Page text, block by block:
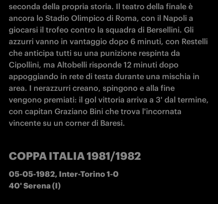
seconda della propria storia. Il teatro della finale è
ancora lo Stadio Olimpico di Roma, con il Napoli a
giocarsi il trofeo contro la squadra di Bersellini. Gli
azzurri vanno in vantaggio dopo 6 minuti, con Restelli
che anticipa tutti su una punizione respinta da
Cipollini, ma Altobelli risponde 12 minuti dopo
appoggiando in rete di testa durante una mischia in
area. I nerazzurri creano, spingono e alla fine
vengono premiati: il gol vittoria arriva a 3' dal termine,
con capitan Graziano Bini che trova l'incornata
vincente su un corner di Baresi.
COPPA ITALIA 1981/1982
05-05-1982, Inter-Torino 1-0
40' Serena (I)